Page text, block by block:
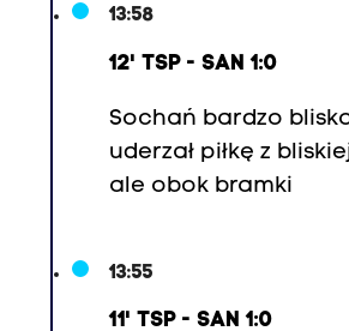
13:58
12' TSP - SAN 1:0
Sochań bardzo
uderzał piłkę z
ale obok bramki
13:55
11' TSP - SAN 1:0